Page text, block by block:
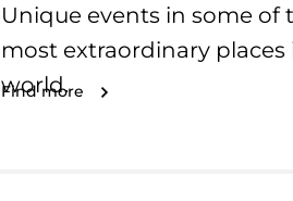
Unique events in some of
most extraordinary places
world.
Find more